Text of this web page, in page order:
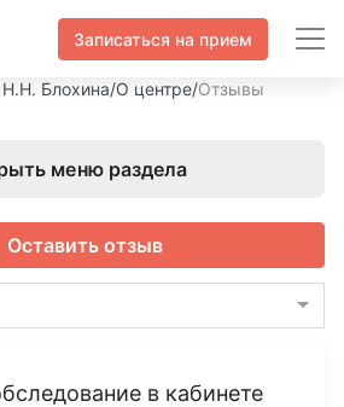
Записаться на прием
Блохина/О центре/Отзывы
меню раздела
Оставить отзыв
в кабинете